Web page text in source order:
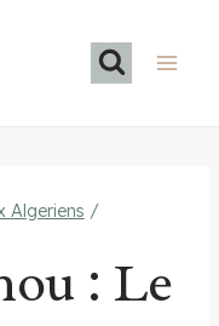
Algeriens /
: Le